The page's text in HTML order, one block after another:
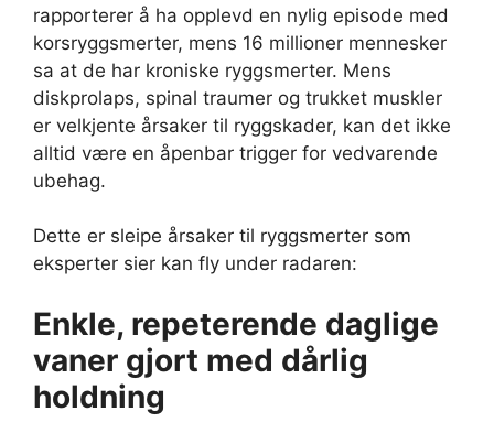
rapporterer å ha opplevd en nylig episode med
korsryggsmerter, mens 16 millioner mennesker
sa at de har kroniske ryggsmerter. Mens
diskprolaps, spinal traumer og trukket muskler
er velkjente årsaker til ryggskader, kan det ikke
alltid være en åpenbar trigger for vedvarende
ubehag.
Dette er sleipe årsaker til ryggsmerter som
eksperter sier kan fly under radaren:
Enkle, repeterende daglige
vaner gjort med dårlig
holdning